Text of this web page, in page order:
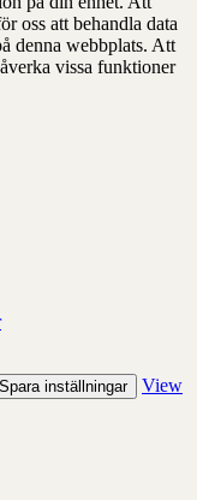
oss att behandla data
denna webbplats. Att
vissa funktioner
Spara inställningar
View